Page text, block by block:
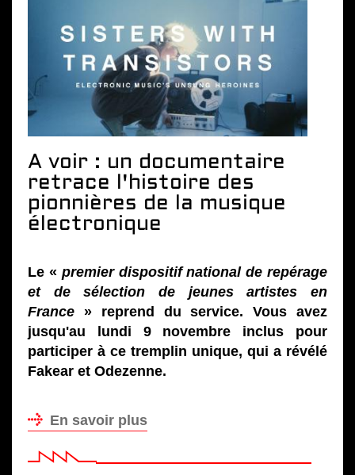
A voir : un documentaire
retrace l'histoire des
pionnières de la musique
électronique
Le « premier dispositif national de repérage
et de sélection de jeunes artistes en
France » reprend du service. Vous avez
jusqu'au lundi 9 novembre inclus pour
participer à ce tremplin unique, qui a révélé
Fakear et Odezenne.
En savoir plus